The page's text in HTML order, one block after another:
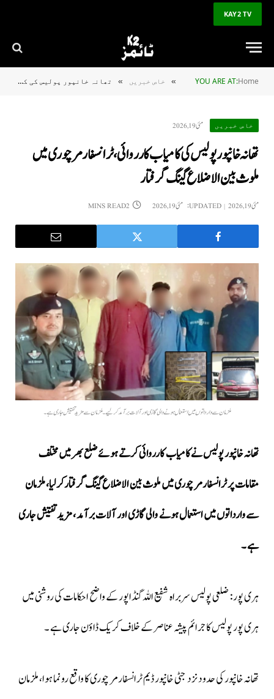
KAY2 TV
YOU ARE AT:Home
» خاص خبریں » تھانہ خانپور پولیس کی کامیاب کارروائی ، ٹرانسفارمر چوری میں ملوث بین الاضلاع گینگ گرفتار
خاص خبریں مئی 19, 2026
تھانہ خانپور پولیس کی کامیاب کارروائی ، ٹرانسفارمر چوری میں
ملوث بین الاضلاع گینگ گرفتار
مئی 19, 2026 UPDATED: مئی 19, 2026 2 MINS READ
ملزمان سے وارداتوں میں استعمال ہونے والی گاڑی اور آلات برآمد کرلیے ۔ملزمان سے مزید تفتیش جاری ہے ۔
تھانہ خانپور پولیس نے کامیاب کارروائی کرتے ہوئے ضلع بھر میں مختلف
مقامات پر ٹرانسفارمر چوری میں ملوث بین الاضلاع گینگ گرفتارکرلیا، ملزمان
سے وارداتوں میں استعمال ہونے والی گاڑی اور آلات برآمد ، مزید تفتیش جاری
ہے ۔
ہری پور: ضلعی پولیس سربراہ شفیع اللہ گنڈاپور کے واضح احکامات کی روشنی میں
ہری پور پولیس کا جرائم پیشہ عناصر کے خلاف کریک ڈاؤن جاری ہے ۔
تھانہ خانپور کی حدود نزد جٹی خانپور ڈیم ٹرانسفارمر چوری کا واقع رونما ہوا، ملزمان